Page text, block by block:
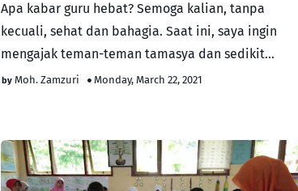
Apa kabar guru hebat? Semoga kalian, tanpa
kecuali, sehat dan bahagia. Saat ini, saya ingin
mengajak teman-teman tamasya dan sedikit
berpikir. Mari…
Moh. Zamzuri Monday, March 22, 2021